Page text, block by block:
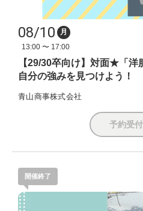
08/10
月
13:00 〜 17:00
【29/30卒向け】対面★「洋
自分の強みを見つけよう！
青山商事株式会社
予約受
開催終了